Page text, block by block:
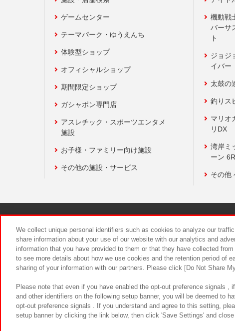
ゲームセンター
テーマパーク・ゆうえんち
体験型ショップ
オフィシャルショップ
期間限定ショップ
ガシャポン専門店
アスレチック・スポーツエンタメ
施設
お子様・ファミリー向け施設
その他の施設・サービス
機動戦
バーサ
ト
ジョジ
イバー
太鼓の
釣りス
マリオ
リDX
湾岸ミ
ーン
その他
食品のご提供
We collect unique personal identifiers such as cookies to analyze our
share information about your use of our website with our analytics and
information that you have provided to them or that they have collected
to see more details about how we use cookies and the retention period of
sharing of your information with our partners. Please click [Do Not Share
Please note that even if you have enabled the opt-out preference signals ,
and other identifiers on the following setup banner, you will be deemed to
opt-out preference signals . If you understand and agree to this setting,
setup banner by clicking the link below, then click 'Save Settings' and close